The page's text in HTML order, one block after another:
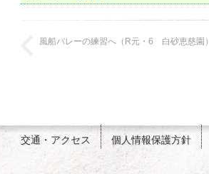
風船バレーの練習へ（R元・6 白砂恵慈園）
交通・アクセス 個人情報保護方針